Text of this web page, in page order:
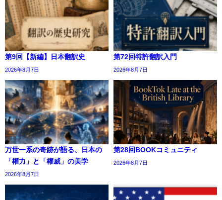
第9回【新編】日本翻訳史
2026年8月7日
第72回特許翻訳入門
2026年8月7日
万世一系の奇跡が語る、日本の
「權力」と「權威」の美学
2026年8月7日
第28回BOOKコミュニティ
2026年8月7日